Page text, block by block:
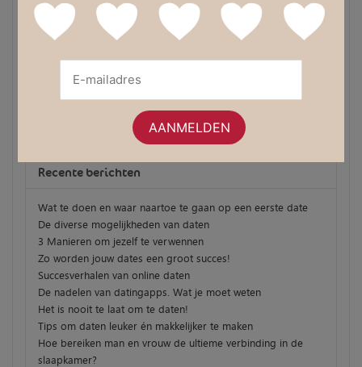
Recente berichten
Wat te doen en waar naartoe te gaan op een eerste date
De diverse mogelijkheden van daten
3 Manieren om jezelf te verwennen
Zo worden jouw dates een groot succes!
Succesverhalen van online daten
De nadelen van datingapps. Wat je moet weten
Het is nooit te laat om te daten!
Tips om daten leuker én makkelijker te maken
Hoe bereiken man en vrouw de ultieme verbinding in de
slaapkamer?